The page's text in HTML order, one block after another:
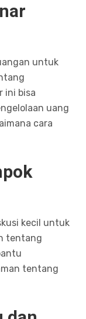
untuk
ini bisa
uang
cara
kecil untuk
tentang
tentang